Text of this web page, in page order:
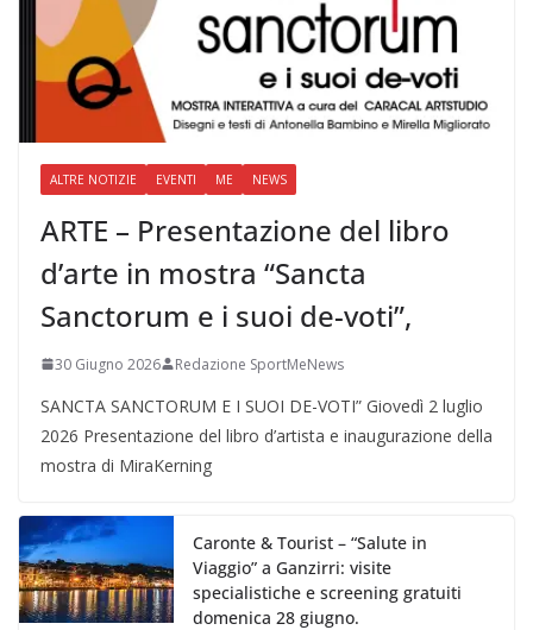
ALTRE NOTIZIE EVENTI ME NEWS
ARTE – Presentazione del libro
d’arte in mostra “Sancta
Sanctorum e i suoi de-voti”,
30 Giugno 2026 Redazione SportMeNews
SANCTA SANCTORUM E I SUOI DE-VOTI” Giovedì 2 luglio
2026 Presentazione del libro d’artista e inaugurazione della
mostra di MiraKerning
Caronte & Tourist – “Salute in
Viaggio” a Ganzirri: visite
specialistiche e screening gratuiti
domenica 28 giugno.